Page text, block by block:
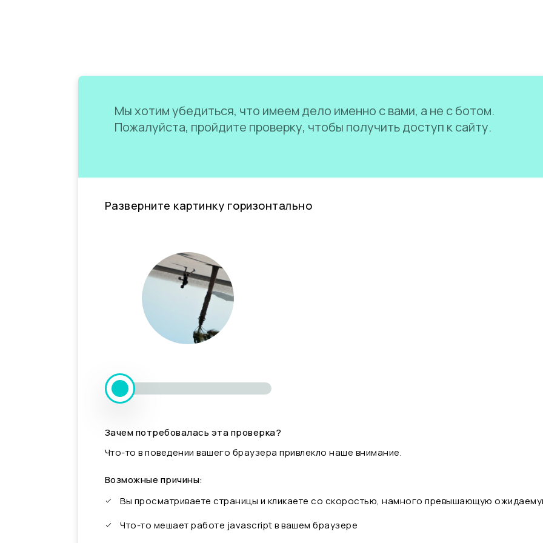
Мы хотим убедиться, что имеем дело именно с вами, а не с ботом.
Пожалуйста, пройдите проверку, чтобы получить доступ к сайту.
Разверните картинку горизонтально
Зачем потребовалась эта проверка?
Что-то в поведении вашего браузера привлекло наше внимание.
Возможные причины:
Вы просматриваете страницы и кликаете со скоростью, намного превышающую
Что-то мешает работе javascript в вашем браузере